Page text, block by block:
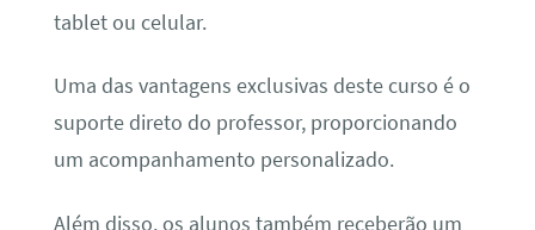
tablet ou celular.
Uma das vantagens exclusivas deste curso é o
suporte direto do professor, proporcionando
um acompanhamento personalizado.
Além disso, os alunos também receberão um